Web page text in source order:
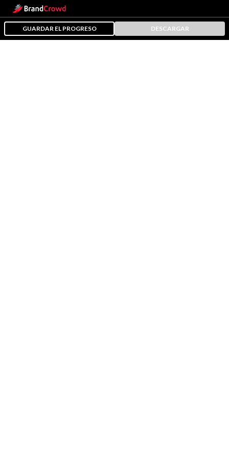
GUARDAR EL PROGRESO DESCARGAR